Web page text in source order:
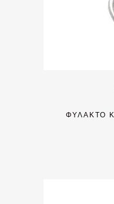
ΦΥΛΑΚΤΌ